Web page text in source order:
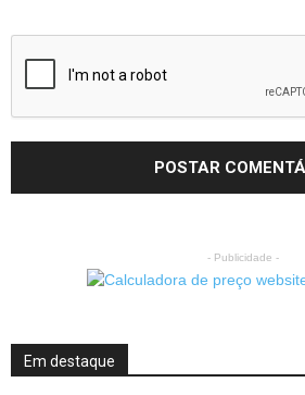
- Publicidade -
Em destaque